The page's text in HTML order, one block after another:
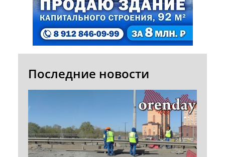
Последние новости